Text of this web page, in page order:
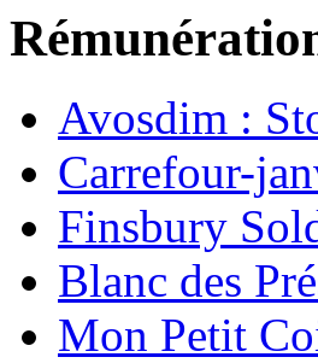
Avosdim :
Carrefour-
Finsbury
Blanc des
Mon Petit